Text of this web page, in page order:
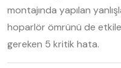
montajında yapılan
hoparlör ömrünü de
gereken 5 kritik hata.